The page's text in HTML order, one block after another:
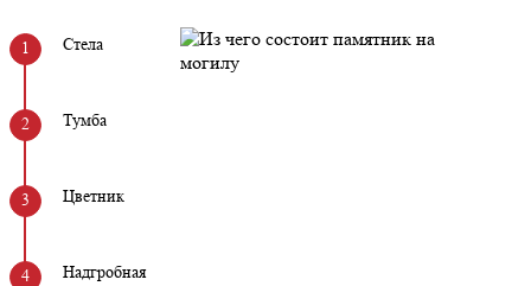
Стела
Тумба
Цветник
Надгробная